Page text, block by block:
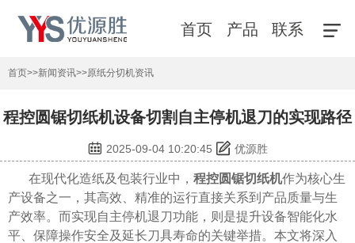
首页 产品 联系
首页>>新闻资讯>>原纸分切机资讯
程控圆锯切纸机设备切割自主停机退刀的实现路径
2025-09-04 10:20:45 优源胜
在现代化造纸及包装行业中， 程控圆锯切纸机作为核心生
产设备之一，其高效、精准的运行直接关系到产品质量与生
产效率。而实现自主停机退刀功能，则是提升设备智能化水
平、保障操作安全及延长刀具寿命的关键举措。本文将深入